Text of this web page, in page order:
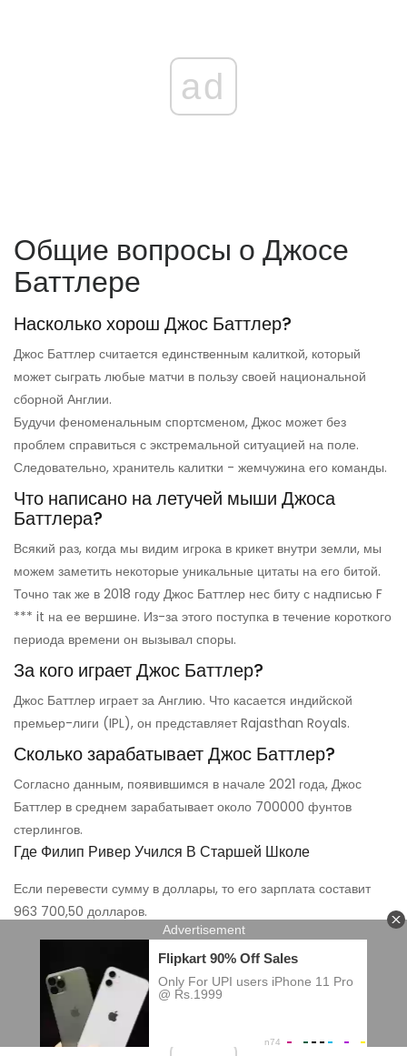
ad
Общие вопросы о Джосе
Баттлере
Насколько хорош Джос Баттлер?
Джос Баттлер считается единственным калиткой, который
может сыграть любые матчи в пользу своей национальной
сборной Англии.
Будучи феноменальным спортсменом, Джос может без
проблем справиться с экстремальной ситуацией на поле.
Следовательно, хранитель калитки - жемчужина его команды.
Что написано на летучей мыши Джоса
Баттлера?
Всякий раз, когда мы видим игрока в крикет внутри земли, мы
можем заметить некоторые уникальные цитаты на его битой.
Точно так же в 2018 году Джос Баттлер нес биту с надписью F
*** it на ее вершине. Из-за этого поступка в течение короткого
периода времени он вызывал споры.
За кого играет Джос Баттлер?
Джос Баттлер играет за Англию. Что касается индийской
премьер-лиги (IPL), он представляет Rajasthan Royals.
Сколько зарабатывает Джос Баттлер?
Согласно данным, появившимся в начале 2021 года, Джос
Баттлер в среднем зарабатывает около 700000 фунтов
стерлингов.
Где Филип Ривер Учился В Старшей Школе
Если перевести сумму в доллары, то его зарплата составит
963 700,50 долларов.